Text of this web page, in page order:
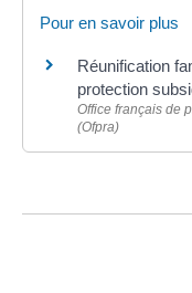
Pour en savoir plus
Réunification
protection
Office français de
(Ofpra)